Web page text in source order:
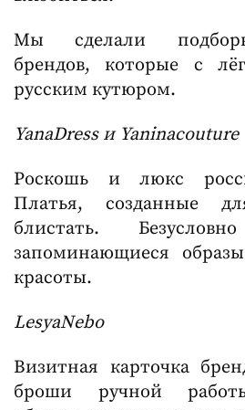
Мы сделали
брендов, которые с
русским кутюром.
YanaDress и Yaninacouture
Роскошь и люкс
Платья, созданные
блистать.
запоминающиеся
красоты.
LesyaNebo
Визитная карточка
броши ручной